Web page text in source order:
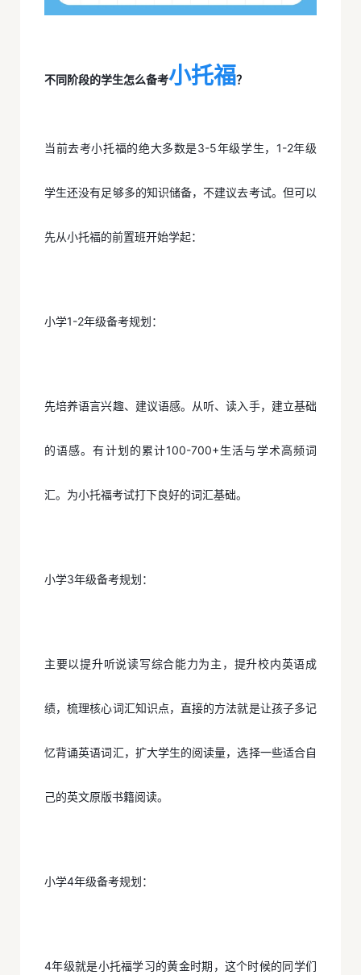
不同阶段的学生怎么备考小托福？
当前去考小托福的绝大多数是3-5年级学生，1-2年级
学生还没有足够多的知识储备，不建议去考试。但可以
先从小托福的前置班开始学起：
小学1-2年级备考规划：
先培养语言兴趣、建议语感。从听、读入手，建立基础
的语感。有计划的累计100-700+生活与学术高频词
汇。为小托福考试打下良好的词汇基础。
小学3年级备考规划：
主要以提升听说读写综合能力为主，提升校内英语成
绩，梳理核心词汇知识点，直接的方法就是让孩子多记
忆背诵英语词汇，扩大学生的阅读量，选择一些适合自
己的英文原版书籍阅读。
小学4年级备考规划：
4年级就是小托福学习的黄金时期，这个时候的同学们